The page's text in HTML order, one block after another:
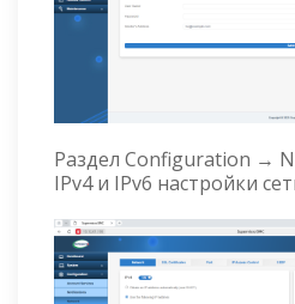
Раздел Configuration →
IPv4 и IPv6 настройки